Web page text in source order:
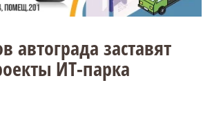
автограда заставят
ИТ-парка